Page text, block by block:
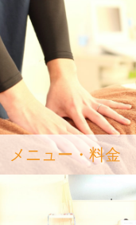
メニュー・料金